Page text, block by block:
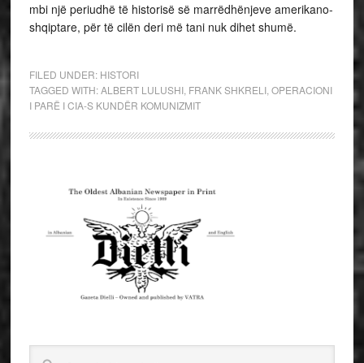
mbi një periudhë të historisë së marrëdhënjeve amerikano-
shqiptare, për të cilën deri më tani nuk dihet shumë.
FILED UNDER: HISTORI
TAGGED WITH:ALBERT LULUSHI, FRANK SHKRELI, OPERACIONI
I PARË I CIA-S KUNDËR KOMUNIZMIT